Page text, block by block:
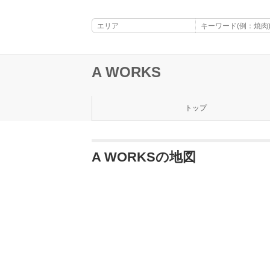
A WORKS
トップ
A WORKSの地図